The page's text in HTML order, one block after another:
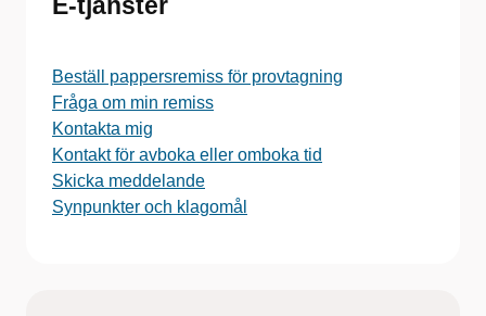
Beställ pappersremiss för provtagning
Fråga om min remiss
Kontakta mig
Kontakt för avboka eller omboka tid
Skicka meddelande
Synpunkter och klagomål